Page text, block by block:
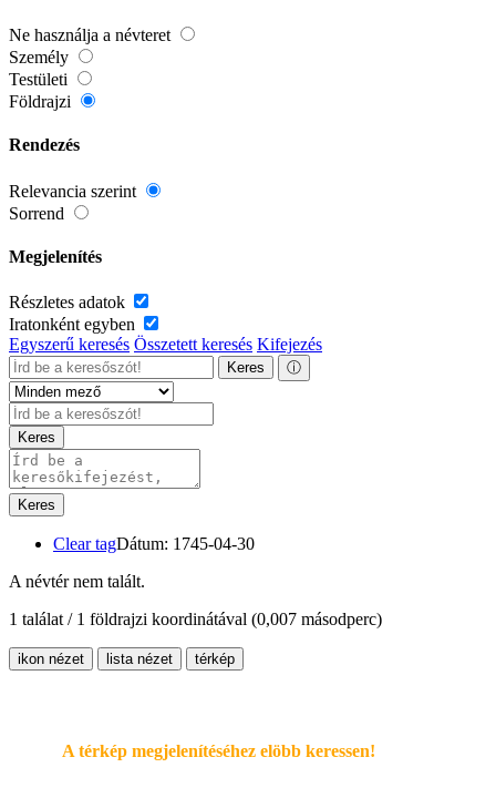
Ne használja a névteret
Személy
Testületi
Földrajzi
Rendezés
Relevancia szerint
Sorrend
Megjelenítés
Részletes adatok
Iratonként egyben
Egyszerű keresés Összetett keresés Kifejezés
Keres ⓘ
Keres
Keres
Clear tagDátum: 1745-04-30
A névtér nem talált.
1 találat / 1 földrajzi koordinátával (0,007 másodperc)
ikon nézet lista nézet térkép
A térkép megjelenítéséhez elöbb keressen!